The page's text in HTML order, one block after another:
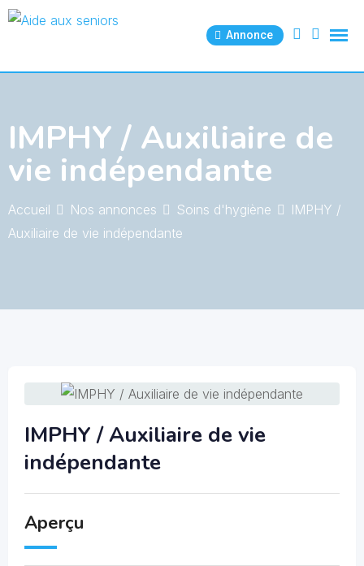
Skip
Annonce
IMPHY / Auxiliaire de
vie indépendante
Accueil Nos annonces Soins d'hygiène
IMPHY /
Auxiliaire de vie indépendante
IMPHY / Auxiliaire de vie
indépendante
Aperçu